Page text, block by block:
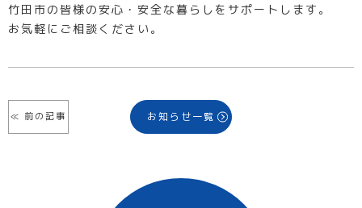
竹田市の皆様の安心・安全な暮らしをサポートします。
お気軽にご相談ください。
≪ 前の記事 お知らせ一覧